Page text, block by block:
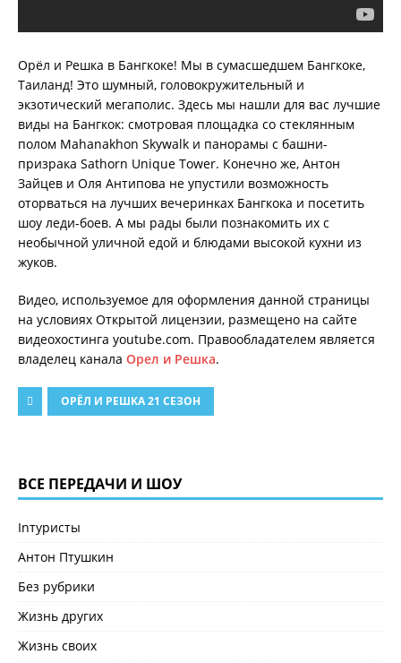
Орёл и Решка в Бангкоке! Мы в сумасшедшем Бангкоке,
Таиланд! Это шумный, головокружительный и
экзотический мегаполис. Здесь мы нашли для вас лучшие
виды на Бангкок: смотровая площадка со стеклянным
полом Mahanakhon Skywalk и панорамы с башни-
призрака Sathorn Unique Tower. Конечно же, Антон
Зайцев и Оля Антипова не упустили возможность
оторваться на лучших вечеринках Бангкока и посетить
шоу леди-боев. А мы рады были познакомить их с
необычной уличной едой и блюдами высокой кухни из
жуков.
Видео, используемое для оформления данной страницы
на условиях Открытой лицензии, размещено на сайте
видеохостинга youtube.com. Правообладателем является
владелец канала Орел и Решка.
ОРЁЛ И РЕШКА 21 СЕЗОН
ВСЕ ПЕРЕДАЧИ И ШОУ
Inтуристы
Антон Птушкин
Без рубрики
Жизнь других
Жизнь своих